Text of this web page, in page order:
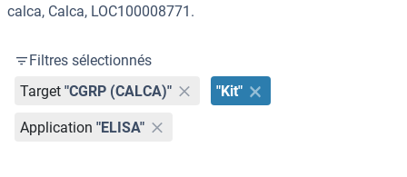
calca, Calca, LOC100008771.
Filtres sélectionnés
Target "CGRP (CALCA)" "Kit"
Application "ELISA"